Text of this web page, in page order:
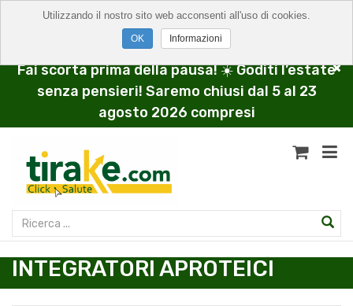
Fai scorta prima della pausa! ☀️ Goditi l’estate
senza pensieri! Saremo chiusi dal 5 al 23
agosto 2026 compresi
INTEGRATORI APROTEICI
Utilizzando il nostro sito web acconsenti all'uso di cookies.
Informazioni